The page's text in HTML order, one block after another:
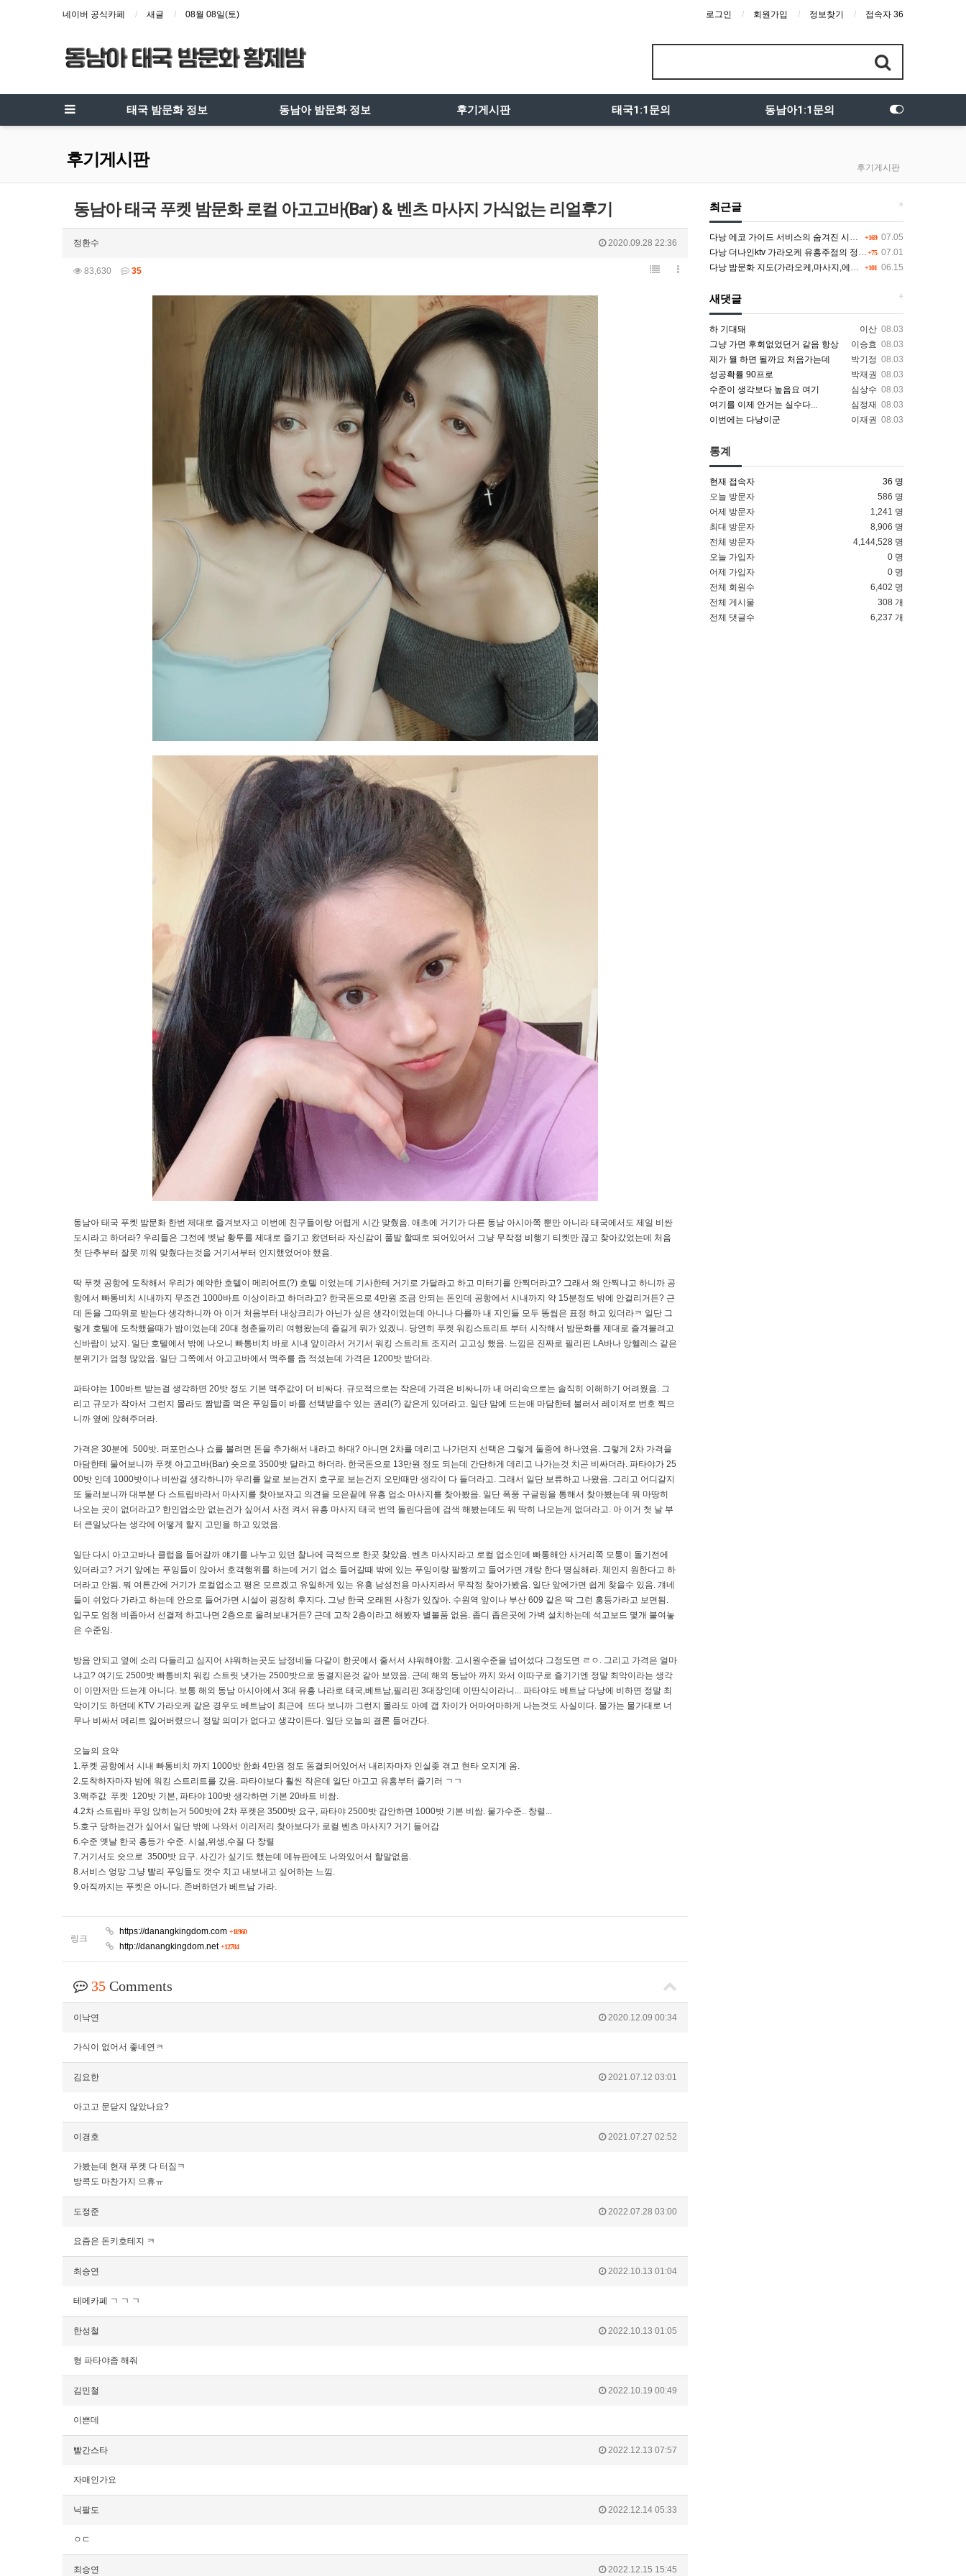
네이버 공식카페 새글 08월 08일(토) 로그인 회원가입 정보찾기 접속자 36
태국 밤문화 정보 동남아 밤문화 정보 후기게시판 태국1:1문의 동남아1:1문의
후기게시판 후기게시판
동남아 태국 푸켓 밤문화 로컬 아고고바(Bar) & 벤츠 마사지 가식없는 리얼후기
정환수 2020.09.28 22:36
83,630 35
동남아 태국 푸켓 밤문화 한번 제대로 즐겨보자고 이번에 친구들이랑 어렵게 시간 맞췄음. 애초에 거기가 다른 동남 아시아쪽 뿐만 아니라 태국에서도 제일 비싼
도시라고 하더라? 우리들은 그전에 벳남 황투를 제대로 즐기고 왔던터라 자신감이 풀발 할때로 되어있어서 그냥 무작정 비행기 티켓만 끊고 찾아갔었는데 처음
첫 단추부터 잘못 끼워 맞췄다는것을 거기서부터 인지했었어야 했음.
딱 푸켓 공항에 도착해서 우리가 예약한 호텔이 메리어트(?) 호텔 이었는데 기사한테 거기로 가달라고 하고 미터기를 안찍더라고? 그래서 왜 안찍냐고 하니까 공
항에서 빠통비치 시내까지 무조건 1000바트 이상이라고 하더라고? 한국돈으로 4만원 조금 안되는 돈인데 공항에서 시내까지 약 15분정도 밖에 안걸리거든? 근
데 돈을 그따위로 받는다 생각하니까 아 이거 처음부터 내상크리가 아닌가 싶은 생각이었는데 아니나 다를까 내 지인들 모두 똥씹은 표정 하고 있더라ㅋ 일단 그
렇게 호텔에 도착했을때가 밤이었는데 20대 청춘들끼리 여행왔는데 즐길게 뭐가 있겠니. 당연히 푸켓 워킹스트리트 부터 시작해서 밤문화를 제대로 즐겨볼려고
신바람이 났지. 일단 호텔에서 밖에 나오니 빠통비치 바로 시내 앞이라서 거기서 워킹 스트리트 조지러 고고싱 했음. 느낌은 진짜로 필리핀 LA바나 앙헬레스 같은
분위기가 엄청 많았음. 일단 그쪽에서 아고고바에서 맥주를 좀 적셨는데 가격은 1200밧 받더라.
파타야는 100바트 받는걸 생각하면 20밧 정도 기본 맥주값이 더 비싸다. 규모적으로는 작은데 가격은 비싸니까 내 머리속으로는 솔직히 이해하기 어려웠음. 그
리고 규모가 작아서 그런지 몰라도 짬밥좀 먹은 푸잉들이 바를 선택받을수 있는 권리(?) 같은게 있더라고. 일단 맘에 드는애 마담한테 불러서 레이저로 번호 찍으
니까 옆에 앉혀주더라.
가격은 30분에 500밧. 퍼포먼스나 쇼를 볼려면 돈을 추가해서 내라고 하대? 아니면 2차를 데리고 나가던지 선택은 그렇게 둘중에 하나였음. 그렇게 2차 가격을
마담한테 물어보니까 푸켓 아고고바(Bar) 숏으로 3500밧 달라고 하더라. 한국돈으로 13만원 정도 되는데 간단하게 데리고 나가는것 치곤 비싸더라. 파타야가 25
00밧 인데 1000밧이나 비싼걸 생각하니까 우리를 알로 보는건지 호구로 보는건지 오만때만 생각이 다 들더라고. 그래서 일단 보류하고 나왔음. 그리고 어디갈지
또 둘러보니까 대부분 다 스트립바라서 마사지를 찾아보자고 의견을 모은끝에 유흥 업소 마사지를 찾아봤음. 일단 폭풍 구글링을 통해서 찾아봤는데 뭐 마땅히
나오는 곳이 없더라고? 한인업소만 없는건가 싶어서 사전 켜서 유흥 마사지 태국 번역 돌린다음에 검색 해봤는데도 뭐 딱히 나오는게 없더라고. 아 이거 첫 날 부
터 큰일났다는 생각에 어떻게 할지 고민을 하고 있었음.
일단 다시 아고고바나 클럽을 들어갈까 얘기를 나누고 있던 찰나에 극적으로 한곳 찾았음. 벤츠 마사지라고 로컬 업소인데 빠통해안 사거리쪽 모퉁이 돌기전에
있더라고? 거기 앞에는 푸잉들이 앉아서 호객행위를 하는데 거기 업소 들어갈때 밖에 있는 푸잉이랑 팔짱끼고 들어가면 걔랑 한다 명심해라. 체인지 원한다고 하
더라고 안됨. 뭐 여튼간에 거기가 로컬업소고 평은 모르겠고 유일하게 있는 유흥 남성전용 마사지라서 무작정 찾아가봤음. 일단 앞에가면 쉽게 찾을수 있음. 걔네
들이 쉬었다 가라고 하는데 안으로 들어가면 시설이 굉장히 후지다. 그냥 한국 오래된 사창가 있잖아. 수원역 앞이나 부산 609 같은 딱 그런 홍등가라고 보면됨.
입구도 엄청 비좁아서 선결제 하고나면 2층으로 올려보내거든? 근데 고작 2층이라고 해봤자 별볼품 없음. 좁디 좁은곳에 가벽 설치하는데 석고보드 몇개 붙여놓
은 수준임.
방음 안되고 옆에 소리 다들리고 심지어 샤워하는곳도 남정네들 다같이 한곳에서 줄서서 샤워해야함. 고시원수준을 넘어섰다 그정도면 ㄹㅇ. 그리고 가격은 얼마
냐고? 여기도 2500밧 빠통비치 워킹 스트릿 냇가는 2500밧으로 동결지은것 같아 보였음. 근데 해외 동남아 까지 와서 이따구로 즐기기엔 정말 최악이라는 생각
이 이만저만 드는게 아니다. 보통 해외 동남 아시아에서 3대 유흥 나라로 태국,베트남,필리핀 3대장인데 이딴식이라니... 파타야도 베트남 다낭에 비하면 정말 최
악이기도 하던데 KTV 가라오케 같은 경우도 베트남이 최근에 뜨다 보니까 그런지 몰라도 아예 갭 차이가 어마어마하게 나는것도 사실이다. 물가는 물가대로 너
무나 비싸서 메리트 잃어버렸으니 정말 의미가 없다고 생각이든다. 일단 오늘의 결론 들어간다.
오늘의 요약
1.푸켓 공항에서 시내 빠통비치 까지 1000밧 한화 4만원 정도 동결되어있어서 내리자마자 인실좆 겪고 현타 오지게 옴.
2.도착하자마자 밤에 워킹 스트리트를 갔음. 파타야보다 훨씬 작은데 일단 아고고 유흥부터 즐기러 ㄱㄱ
3.맥주값 푸켓 120밧 기본, 파타야 100밧 생각하면 기본 20바트 비쌈.
4.2차 스트립바 푸잉 앉히는거 500밧에 2차 푸켓은 3500밧 요구, 파타야 2500밧 감안하면 1000밧 기본 비쌈. 물가수준.. 창렬...
5.호구 당하는건가 싶어서 일단 밖에 나와서 이리저리 찾아보다가 로컬 벤츠 마사지? 거기 들어감
6.수준 옛날 한국 홍등가 수준. 시설,위생,수질 다 창렬
7.거기서도 숏으로 3500밧 요구. 사긴가 싶기도 했는데 메뉴판에도 나와있어서 할말없음.
8.서비스 엉망 그냥 빨리 푸잉들도 갯수 치고 내보내고 싶어하는 느낌.
9.아직까지는 푸켓은 아니다. 존버하던가 베트남 가라.
링크
https://danangkingdom.com +11960
http://danangkingdom.net+12784
35 Comments
이낙연 2020.12.09 00:34
가식이 없어서 좋네연ㅋ
김요한 2021.07.12 03:01
아고고 문닫지 않았나요?
이경호 2021.07.27 02:52
가봤는데 현재 푸켓 다 터짐ㅋ
방콕도 마찬가지 으휴ㅠ
도정준 2022.07.28 03:00
요즘은 돈키호테지 ㅋ
최승연 2022.10.13 01:04
테메카페 ㄱ ㄱ ㄱ
한성철 2022.10.13 01:05
형 파타야좀 해줘
김민철 2022.10.19 00:49
이쁜데
빨간스타 2022.12.13 07:57
자매인가요
닉팔도 2022.12.14 05:33
ㅇㄷ
최승연 2022.12.15 15:45
+
최근글
+169 07.05
다낭 에코 가이드 서비스의 숨겨진 시스템과 다채로운 인력 풀의 진실
+75 07.01
다낭 더나인ktv 가라오케 유흥주점의 정석을 찾고 있다면 여기
+101 06.15
다낭 밤문화 지도(가라오케,마사지,에코걸,토킹바,클럽) 유흥별 가격 및 후기공유
+
새댓글
이산 08.03
하 기대돼
이승효 08.03
그냥 가면 후회없었던거 같음 항상
박기정 08.03
제가 뭘 하면 될까요 처음가는데
박재권 08.03
성공확률 90프로
심상수 08.03
수준이 생각보다 높음요 여기
심정재 08.03
여기를 이제 안거는 실수다...
이재권 08.03
이번에는 다낭이군
통계
현재 접속자
36 명
오늘 방문자
586 명
어제 방문자
1,241 명
최대 방문자
8,906 명
전체 방문자
4,144,528 명
오늘 가입자
0 명
어제 가입자
0 명
전체 회원수
6,402 명
전체 게시물
308 개
전체 댓글수
6,237 개